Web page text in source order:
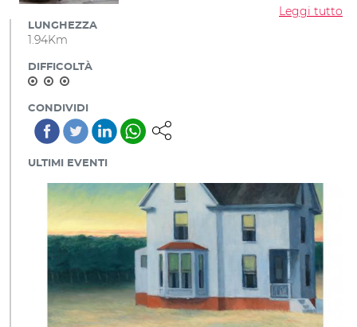
Leggi tutto
LUNGHEZZA
1.94Km
DIFFICOLTÀ
CONDIVIDI
ULTIMI EVENTI